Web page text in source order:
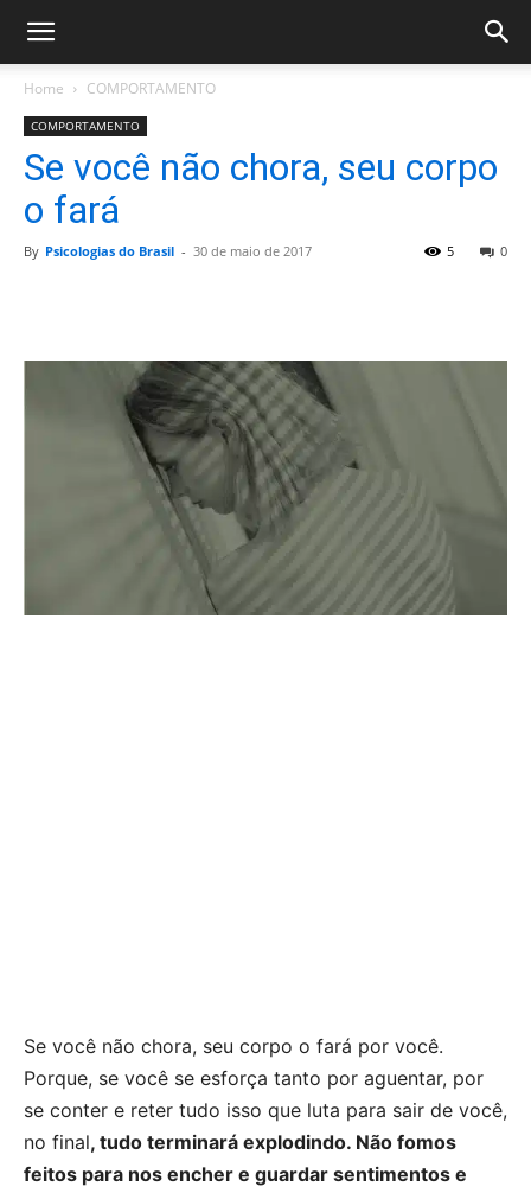
Home COMPORTAMENTO
COMPORTAMENTO
Se você não chora, seu corpo
o fará
By Psicologias do Brasil - 30 de maio de 2017 0
5
Se você não chora, seu corpo o fará por você.
Porque, se você se esforça tanto por aguentar, por
se conter e reter tudo isso que luta para sair de você,
no final, tudo terminará explodindo. Não fomos
feitos para nos encher e guardar sentimentos e